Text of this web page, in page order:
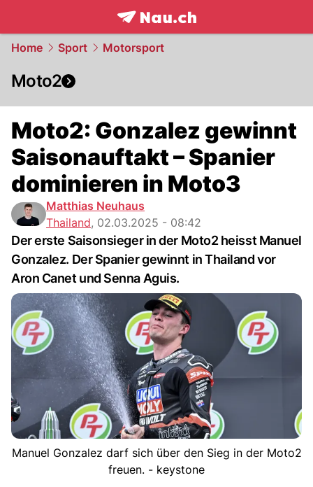
frontpage.NAU.ch
Home Sport Motorsport
Moto2
Moto2: Gonzalez gewinnt
Saisonauftakt – Spanier
dominieren in Moto3
Matthias Neuhaus
Thailand, 02.03.2025 - 08:42
Der erste Saisonsieger in der Moto2 heisst Manuel
Gonzalez. Der Spanier gewinnt in Thailand vor
Aron Canet und Senna Aguis.
Manuel Gonzalez darf sich über den Sieg in der Moto2
freuen. - keystone